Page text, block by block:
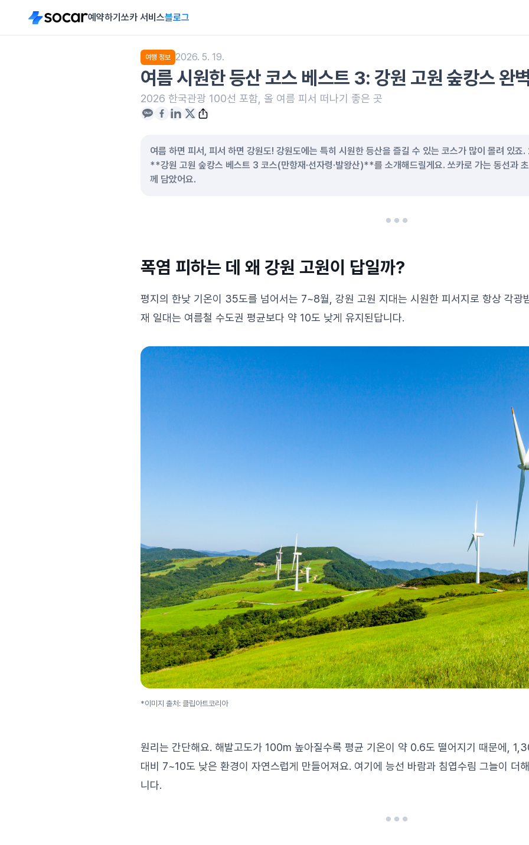
예약하기 쏘카 서비스블로그
여행 정보 2026. 5. 19.
여름 시원한 등산 코스 베스트 3: 강원 고원 숲캉스 완
2026 한국관광 100선 포함, 올 여름 피서 떠나기 좋은 곳
여름 하면 피서, 피서 하면 강원도! 강원도에는 특히 시원한 등산을 즐길 수 있는 코스가 많이 몰려 있
**강원 고원 숲캉스 베스트 3 코스(만항재·선자령·발왕산)**를 소개해드릴게요. 쏘카로 가는 동선과
께 담았어요.
폭염 피하는 데 왜 강원 고원이 답일까?
평지의 한낮 기온이 35도를 넘어서는 7~8월, 강원 고원 지대는 시원한 피서지로 항상 각광
재 일대는 여름철 수도권 평균보다 약 10도 낮게 유지된답니다.
*이미지 출처: 클립아트코리아
원리는 간단해요. 해발고도가 100m 높아질수록 평균 기온이 약 0.6도 떨어지기 때문에,
대비 7~10도 낮은 환경이 자연스럽게 만들어져요. 여기에 능선 바람과 침엽수림 그늘이 더
니다.